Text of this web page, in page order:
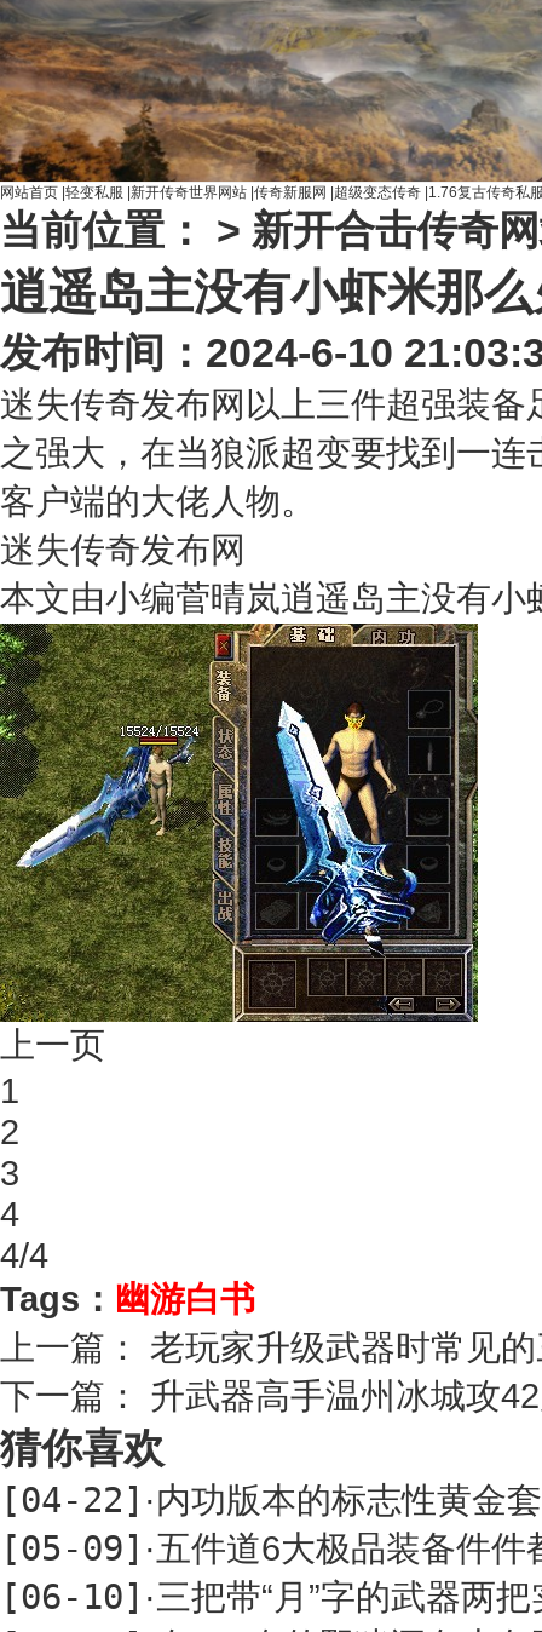
网站首页 轻变私服 新开传奇世界网站 传奇新服网 超级变态传奇 1.76复古传奇私
当前位置： > 新开合击传奇
逍遥岛主没有小虾米那
发布时间：2024-6-10
迷失传奇发布网以上三件超强装
之强大，在当狼派超变要找到一
客户端的大佬人物。
迷失传奇发布网
本文由小编菅晴岚逍遥岛主没有
上一页
1
2
3
4
4/4
Tags： 幽游白书
上一篇： 老玩家升级武器时常见
下一篇： 升武器高手温州冰城攻
猜你喜欢
[04-22] ·内功版本的标志性黄金
[05-09] ·五件道6大极品装备件件
[06-10] ·三把带“月”字的武器两